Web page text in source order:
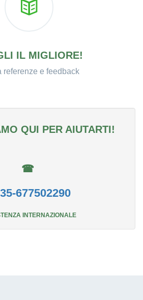
IL MIGLIORE!
referenze e feedback
QUI PER AIUTARTI!
☎
677502290
INTERNAZIONALE